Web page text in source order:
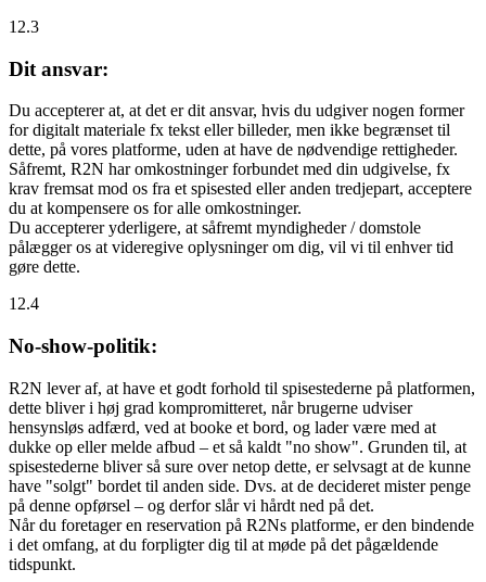
12.3
Dit ansvar:
Du accepterer at, at det er dit ansvar, hvis du udgiver nogen former
for digitalt materiale fx tekst eller billeder, men ikke begrænset til
dette, på vores platforme, uden at have de nødvendige rettigheder.
Såfremt, R2N har omkostninger forbundet med din udgivelse, fx
krav fremsat mod os fra et spisested eller anden tredjepart, acceptere
du at kompensere os for alle omkostninger.
Du accepterer yderligere, at såfremt myndigheder / domstole
pålægger os at videregive oplysninger om dig, vil vi til enhver tid
gøre dette.
12.4
No-show-politik:
R2N lever af, at have et godt forhold til spisestederne på platformen,
dette bliver i høj grad kompromitteret, når brugerne udviser
hensynsløs adfærd, ved at booke et bord, og lader være med at
dukke op eller melde afbud – et så kaldt "no show". Grunden til, at
spisestederne bliver så sure over netop dette, er selvsagt at de kunne
have "solgt" bordet til anden side. Dvs. at de decideret mister penge
på denne opførsel – og derfor slår vi hårdt ned på det.
Når du foretager en reservation på R2Ns platforme, er den bindende
i det omfang, at du forpligter dig til at møde på det pågældende
tidspunkt.